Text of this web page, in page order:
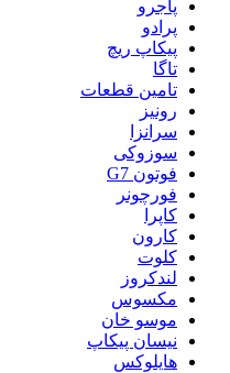
پاجرو
پرادو
پیکاپ ریچ
تاگا
تامین قطعات
رونیز
سرانزا
سوزوکی
فوتون G7
فورچونر
کاپرا
کارون
کلوت
لندکروز
مکسوس
موسو خان
نیسان پیکاپ
هایلوکس